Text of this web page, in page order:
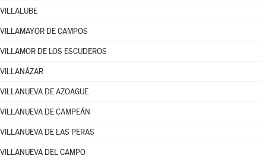
VILLALUBE
VILLAMAYOR DE CAMPOS
VILLAMOR DE LOS ESCUDEROS
VILLANÁZAR
VILLANUEVA DE AZOAGUE
VILLANUEVA DE CAMPEÁN
VILLANUEVA DE LAS PERAS
VILLANUEVA DEL CAMPO